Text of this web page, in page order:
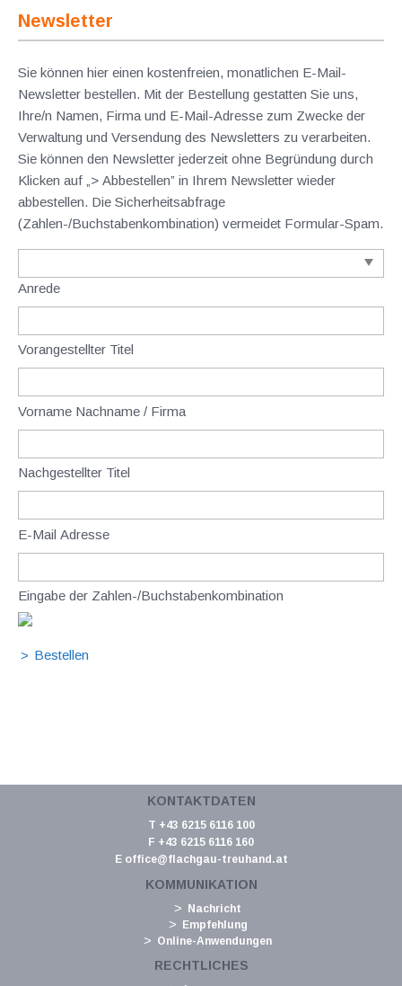
Newsletter
Sie können hier einen kostenfreien, monatlichen E-Mail-
Newsletter bestellen. Mit der Bestellung gestatten Sie uns,
Ihre/n Namen, Firma und E-Mail-Adresse zum Zwecke der
Verwaltung und Versendung des Newsletters zu verarbeiten.
Sie können den Newsletter jederzeit ohne Begründung durch
Klicken auf „> Abbestellen” in Ihrem Newsletter wieder
abbestellen. Die Sicherheitsabfrage
(Zahlen-/Buchstabenkombination) vermeidet Formular-Spam.
Anrede
Vorangestellter Titel
Vorname Nachname / Firma
Nachgestellter Titel
E-Mail Adresse
Eingabe der Zahlen-/Buchstabenkombination
KONTAKTDATEN
T +43 6215 6116 100
F +43 6215 6116 160
E office@flachgau-treuhand.at
KOMMUNIKATION
Nachricht
Empfehlung
Online-Anwendungen
RECHTLICHES